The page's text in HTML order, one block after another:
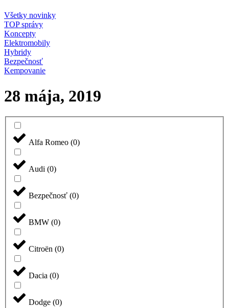
Všetky novinky
TOP správy
Koncepty
Elektromobily
Hybridy
Bezpečnosť
Kempovanie
28 mája, 2019
Alfa Romeo (0)
Audi (0)
Bezpečnosť (0)
BMW (0)
Citroën (0)
Dacia (0)
Dodge (0)